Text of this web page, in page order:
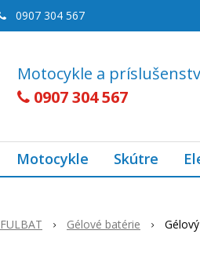
Motocykle a
0907 304 567
0907 304 567
Motocykle Skútre
FULBAT Gélové batérie